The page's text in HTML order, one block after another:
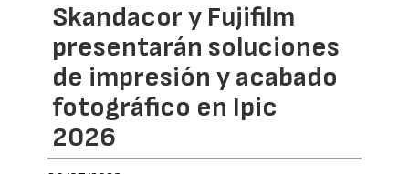
Skandacor y Fujifilm
presentarán soluciones
de impresión y acabado
fotográfico en Ipic
2026